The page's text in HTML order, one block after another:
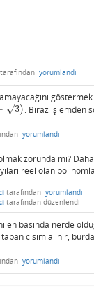
tarafından yorumlandı
3
–
√ ) . Biraz işlemden
yorumlandı
zorunda mi?
reel olan
tarafından yorumlandı
tarafından düzenlendi
en basinda nerde
cisim alinir,
yorumlandı